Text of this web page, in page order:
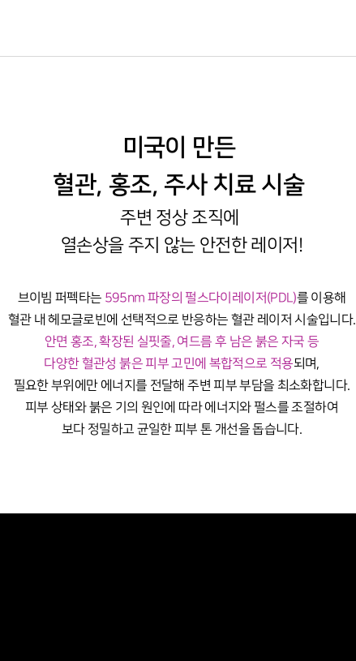
미국이 만든
혈관, 홍조, 주사 치료 시술
주변 정상 조직에
열손상을 주지 않는 안전한 레이저!
브이빔 퍼펙타는 595nm 파장의 펄스다이레이저(PDL)를 이용해
혈관 내 헤모글로빈에 선택적으로 반응하는 혈관 레이저 시술입니다.
안면 홍조, 확장된 실핏줄, 여드름 후 남은 붉은 자국 등
다양한 혈관성 붉은 피부 고민에 복합적으로 적용되며,
필요한 부위에만 에너지를 전달해 주변 피부 부담을 최소화합니다.
피부 상태와 붉은 기의 원인에 따라 에너지와 펄스를 조절하여
보다 정밀하고 균일한 피부 톤 개선을 돕습니다.